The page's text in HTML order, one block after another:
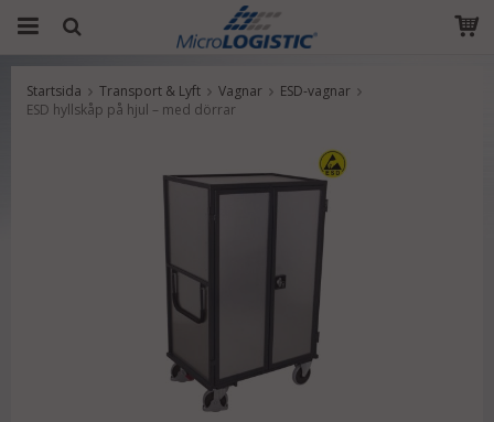
Produkten har blivit tillagd i varukorgen
Startsida Transport & Lyft Vagnar
ESD-vagnar
ESD hyllskåp på hjul – med dörrar